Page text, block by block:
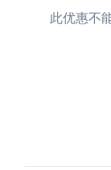
此优惠不能